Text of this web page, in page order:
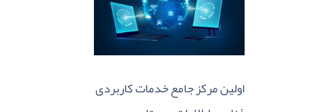
اولین مرکز جامع خدمات کاربردی